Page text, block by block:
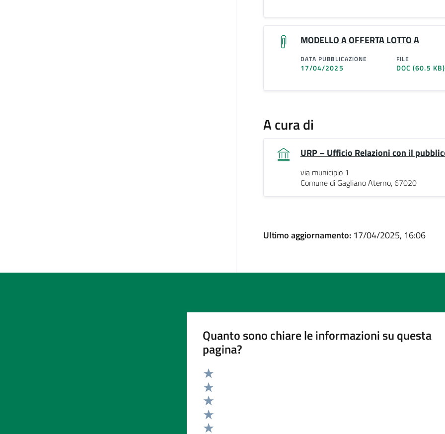
MODELLO A OFFERTA LOTTO A
DATA PUBBLICAZIONE
17/04/2025
FILE
DOC(60.5 KB)
A cura di
URP – Ufficio Relazioni con il
via municipio 1
Comune di Gagliano Aterno, 67020
Ultimo aggiornamento: 17/04/2025, 16:06
Quanto sono chiare le informazioni su questa
pagina?
Valuta 5 stelle su 5
Valuta 4 stelle su 5
Valuta 3 stelle su 5
Valuta 2 stelle su 5